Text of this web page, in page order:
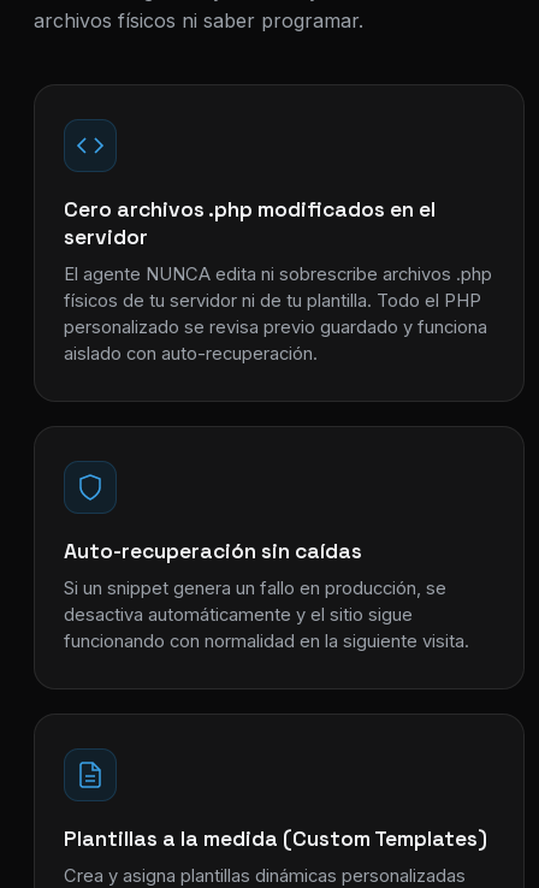
archivos físicos ni saber programar.
Cero archivos .php modificados en el
servidor
El agente NUNCA edita ni sobrescribe archivos .php
físicos de tu servidor ni de tu plantilla. Todo el PHP
personalizado se revisa previo guardado y funciona
aislado con auto-recuperación.
Auto-recuperación sin caídas
Si un snippet genera un fallo en producción, se
desactiva automáticamente y el sitio sigue
funcionando con normalidad en la siguiente visita.
Plantillas a la medida (Custom Templates)
Crea y asigna plantillas dinámicas personalizadas